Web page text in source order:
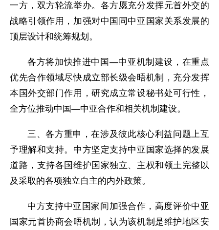
一方，双方轮流举办。各方愿充分发挥元首外交的
战略引领作用，加强对中国同中亚国家关系发展的
顶层设计和统筹规划。
各方将加快推进中国—中亚机制建设，在重点
优先合作领域尽快成立部长级会晤机制，充分发挥
本国外交部门作用，研究成立常设秘书处可行性，
全方位推动中国—中亚合作和相关机制建设。
三、各方重申，在涉及彼此核心利益问题上互
予理解和支持。中方坚定支持中亚国家选择的发展
道路，支持各国维护国家独立、主权和领土完整以
及采取的各项独立自主的内外政策。
中方支持中亚国家间加强合作，高度评价中亚
国家元首协商会晤机制，认为该机制是维护地区安